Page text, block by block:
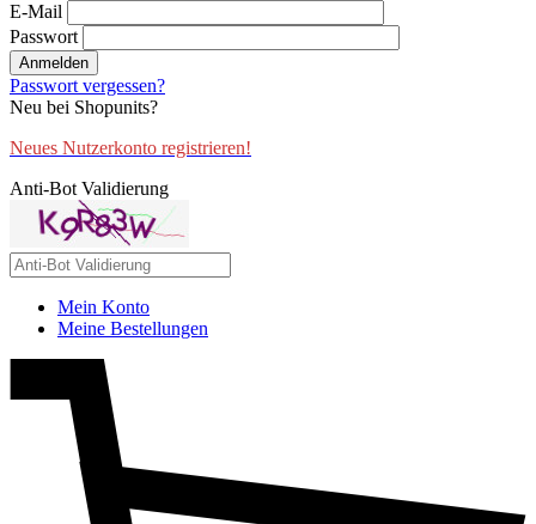
E-Mail
Passwort
Anmelden
Passwort vergessen?
Neu bei Shopunits?
Neues Nutzerkonto registrieren!
Anti-Bot Validierung
Mein Konto
Meine Bestellungen